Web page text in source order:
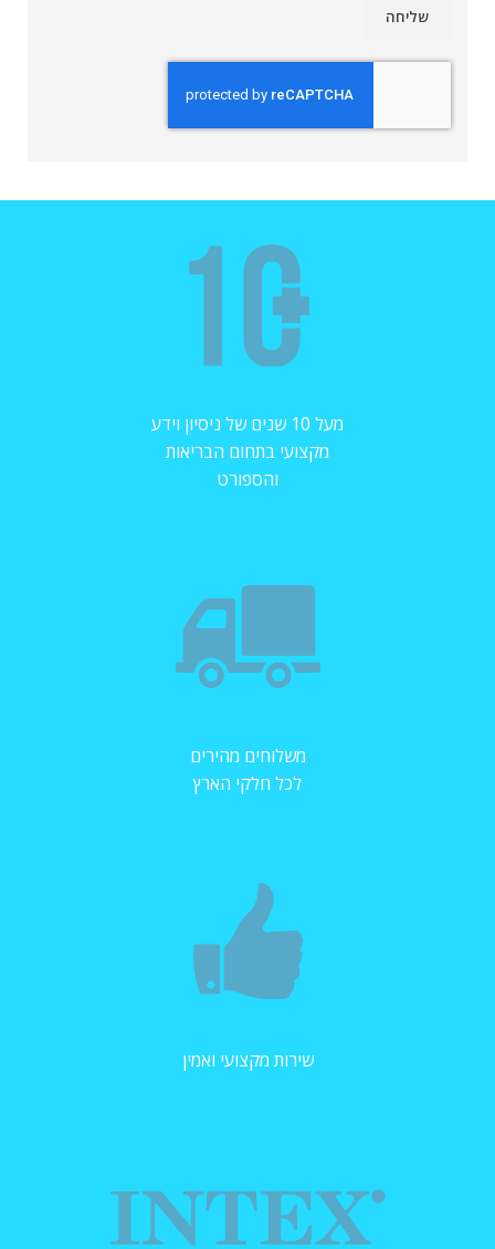
מעל 10 שנים של ניסיון וידע
מקצועי בתחום הבריאות
והספורט
משלוחים מהירים
לכל חלקי הארץ
שירות מקצועי ואמין